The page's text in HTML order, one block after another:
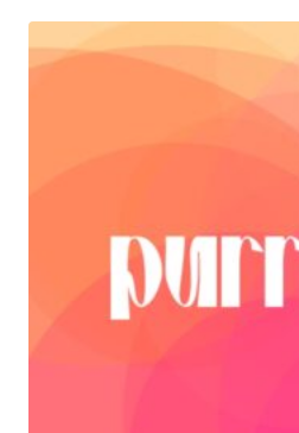
749,00 zł